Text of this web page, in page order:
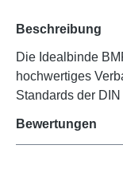
Beschreibung
Die Idealbinde
hochwertiges
Standards der
Bewertungen